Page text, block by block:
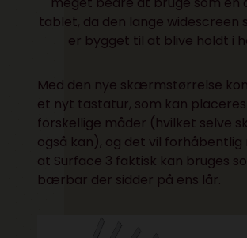
tablet, da den lange
er bygget til at blive holdt i
Med den nye skærmstørrelse
et nyt tastatur, som kan
forskellige måder (hvilket selve
også kan), og det vil forhåbentlig
at Surface 3 faktisk kan bruges
bærbar der sidder på ens lår.